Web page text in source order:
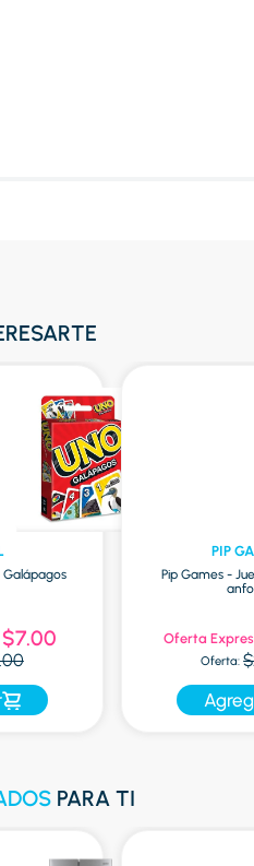
$7.00
PIP
Pip Games -
Oferta
Oferta:
PARA TI